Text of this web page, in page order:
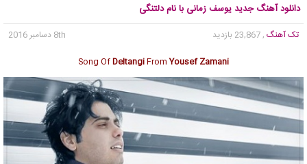
دانلود آهنگ جدید یوسف زمانی با نام دلتنگی
تک آهنگ , 23,867 بازدید
8th دسامبر 2016
Song OfDeltangiFromYousef Zamani